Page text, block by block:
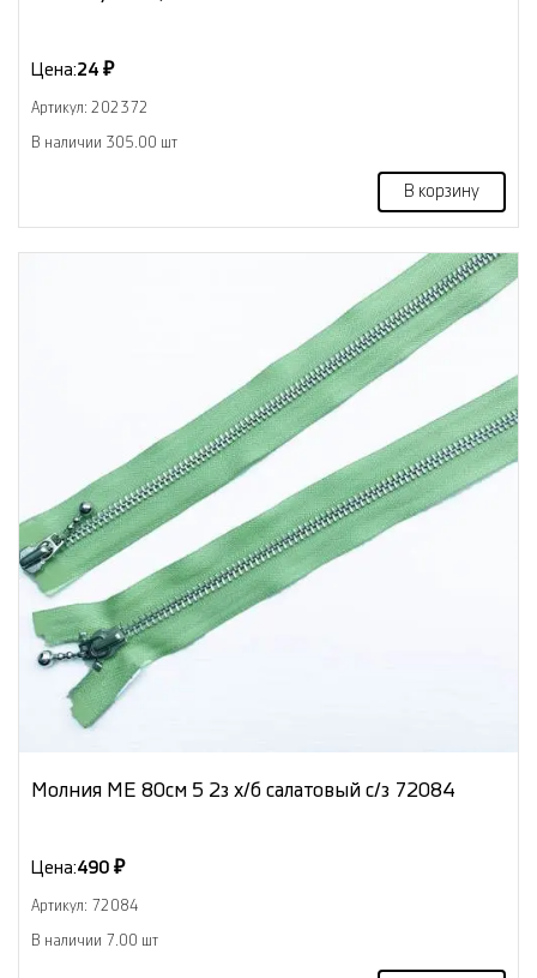
Цена:24 ₽
Артикул: 202372
В наличии 305.00 шт
В корзину
Молния МЕ 80см 5 2з х/б салатовый с/з 72084
Цена:490 ₽
Артикул: 72084
В наличии 7.00 шт